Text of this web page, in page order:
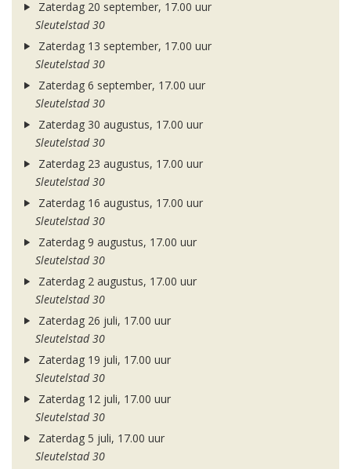
Zaterdag 20 september, 17.00 uur
Sleutelstad 30
Zaterdag 13 september, 17.00 uur
Sleutelstad 30
Zaterdag 6 september, 17.00 uur
Sleutelstad 30
Zaterdag 30 augustus, 17.00 uur
Sleutelstad 30
Zaterdag 23 augustus, 17.00 uur
Sleutelstad 30
Zaterdag 16 augustus, 17.00 uur
Sleutelstad 30
Zaterdag 9 augustus, 17.00 uur
Sleutelstad 30
Zaterdag 2 augustus, 17.00 uur
Sleutelstad 30
Zaterdag 26 juli, 17.00 uur
Sleutelstad 30
Zaterdag 19 juli, 17.00 uur
Sleutelstad 30
Zaterdag 12 juli, 17.00 uur
Sleutelstad 30
Zaterdag 5 juli, 17.00 uur
Sleutelstad 30